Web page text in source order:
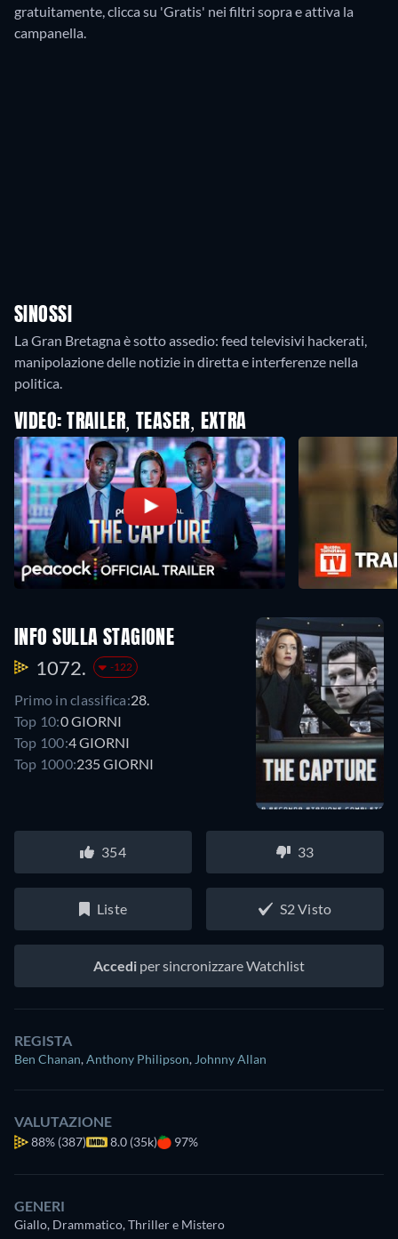
gratuitamente, clicca su 'Gratis' nei filtri sopra e attiva la
campanella.
SINOSSI
La Gran Bretagna è sotto assedio: feed televisivi hackerati,
manipolazione delle notizie in diretta e interferenze nella
politica.
VIDEO: TRAILER, TEASER, EXTRA
INFO SULLA STAGIONE
1072. -122
Primo in classifica:28.
Top 10:0 GIORNI
Top 100:4 GIORNI
Top 1000:235 GIORNI
354 33
Liste S2 Visto
Accedi per sincronizzare Watchlist
REGISTA
Ben Chanan,Anthony Philipson, Johnny Allan
VALUTAZIONE
88% (387) 8.0 (35k) 97%
GENERI
Giallo, Drammatico, Thriller e Mistero